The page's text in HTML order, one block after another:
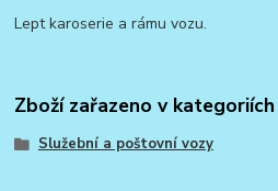
Lept karoserie a rámu vozu.
Zboží zařazeno v kategoriích
Služební a poštovní vozy